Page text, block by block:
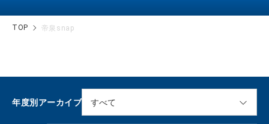
TOP 帝泉snap
年度別アーカイブ